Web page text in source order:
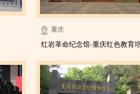
重庆